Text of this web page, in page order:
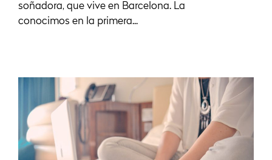
soñadora, que vive en Barcelona. La
conocimos en la primera...